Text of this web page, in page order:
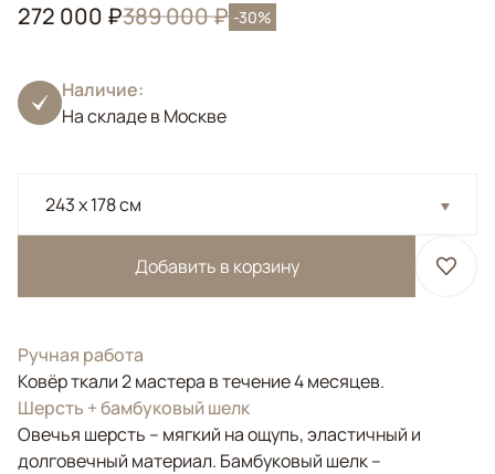
272 000 ₽389 000 ₽ -30%
Наличие:
На складе в Москве
243 x 178 см
Добавить в корзину
Ручная работа
Ковёр ткали 2 мастера в течение 4 месяцев.
Шерсть + бамбуковый шелк
Овечья шерсть – мягкий на ощупь, эластичный и
долговечный материал. Бамбуковый шелк –